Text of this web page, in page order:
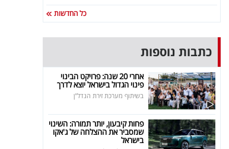
כל החדשות
כתבות נוספות
אחרי 20 שנה: פרויקט הבינוי
פינוי הגדול בישראל יוצא לדרך
בשיתוף מערכת זירת הנדל"ן
פחות קיבעון, יותר תמורה: השינוי
שמסביר את ההצלחה של ג'אקו
בישראל